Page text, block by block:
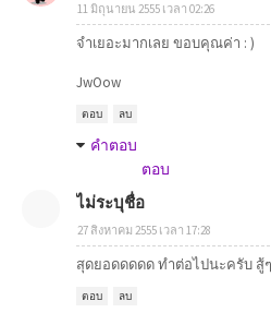
11 มิถุนายน 2555 เวลา 02:26
จำเยอะมากเลย ขอบคุณค่า : )
JwOow
ตอบ ลบ
คำตอบ
ตอบ
ไม่ระบุชื่อ
27 สิงหาคม 2555 เวลา 17:28
สุดยอดดดดด ทำต่อไปนะครับ สู้ๆ
ตอบ ลบ